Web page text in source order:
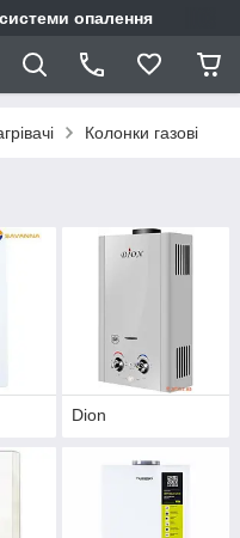
опалення
Колонки газові
Dion